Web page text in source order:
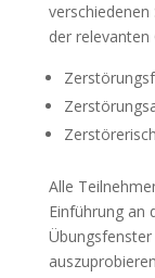
der relevanten
Alle
Einführung an